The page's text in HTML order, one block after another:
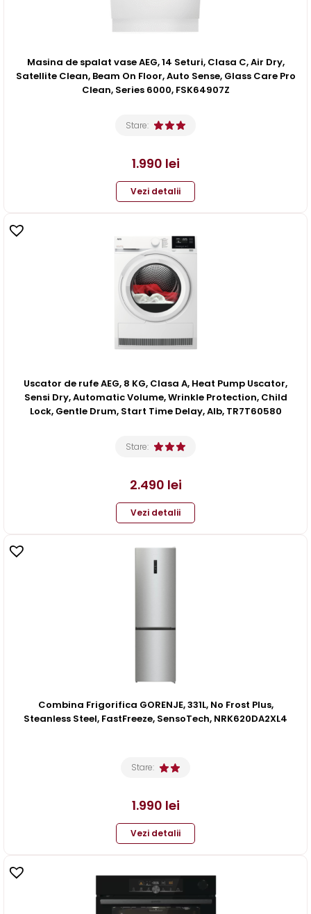
Masina de spalat vase AEG, 14 Seturi, Clasa C, Air Dry,
Satellite Clean, Beam On Floor, Auto Sense, Glass Care Pro
Clean, Series 6000, FSK64907Z
Stare:
1.990 lei
Vezi detalii
Uscator de rufe AEG, 8 KG, Clasa A, Heat Pump Uscator,
Sensi Dry, Automatic Volume, Wrinkle Protection, Child
Lock, Gentle Drum, Start Time Delay, Alb, TR7T60580
Stare:
2.490 lei
Vezi detalii
Combina Frigorifica GORENJE, 331L, No Frost Plus,
Steanless Steel, FastFreeze, SensoTech, NRK620DA2XL4
Stare:
1.990 lei
Vezi detalii